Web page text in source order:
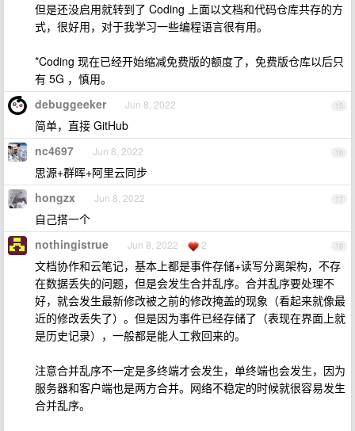
但是还没启用就转到了 Coding 上面以文档和代码仓库共存的方
式，很好用，对于我学习一些编程语言很有用。
*Coding 现在已经开始缩减免费版的额度了，免费版仓库以后只
有 5G ，慎用。
15
debuggeeker Jun 8, 2022
简单，直接 GitHub
16
nc4697 Jun 8, 2022
思源+群晖+阿里云同步
17
hongzx Jun 8, 2022
自己搭一个
18
nothingistrue Jun 8, 2022 2
文档协作和云笔记，基本上都是事件存储+读写分离架构，不存
在数据丢失的问题，但是会发生合并乱序。合并乱序要处理不
好，就会发生最新修改被之前的修改掩盖的现象（看起来就像最
近的修改丢失了）。但是因为事件已经存储了（表现在界面上就
是历史记录），一般都是能人工救回来的。
注意合并乱序不一定是多终端才会发生，单终端也会发生，因为
服务器和客户端也是两方合并。网络不稳定的时候就很容易发生
合并乱序。